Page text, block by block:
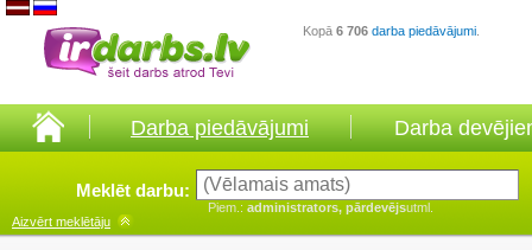
Kopā 6 706 darba piedāvājumi
Darba piedāvājumi Darba
Meklēt darbu:
Piem.: administrators, pārdevējsutml.
Aizvērt meklētāju